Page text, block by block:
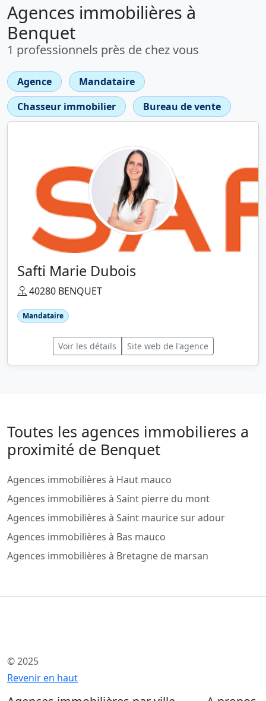
Agences immobilières à
Benquet
1 professionnels près de chez vous
Agence
Mandataire
Chasseur immobilier
Bureau de vente
Safti Marie Dubois
40280 BENQUET
Mandataire
Voir les détails Site web de l'agence
Toutes les agences immobilieres a
proximité de Benquet
Agences immobilières à Haut mauco
Agences immobilières à Saint pierre du mont
Agences immobilières à Saint maurice sur adour
Agences immobilières à Bas mauco
Agences immobilières à Bretagne de marsan
© 2025
Revenir en haut